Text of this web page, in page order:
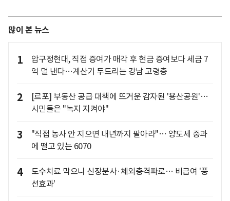
많이 본 뉴스
1
압구정현대, 직접 증여가 매각 후 현금 증여보다 세금 7
억 덜 낸다…계산기 두드리는 강남 고령층
2
[르포] 부동산 공급 대책에 뜨거운 감자된 '용산공원'…
시민들은 "녹지 지켜야"
3
"직접 농사 안 지으면 내년까지 팔아라"… 양도세 중과
에 떨고 있는 6070
4
도수치료 막으니 신장분사·체외충격파로… 비급여 '풍
선효과'